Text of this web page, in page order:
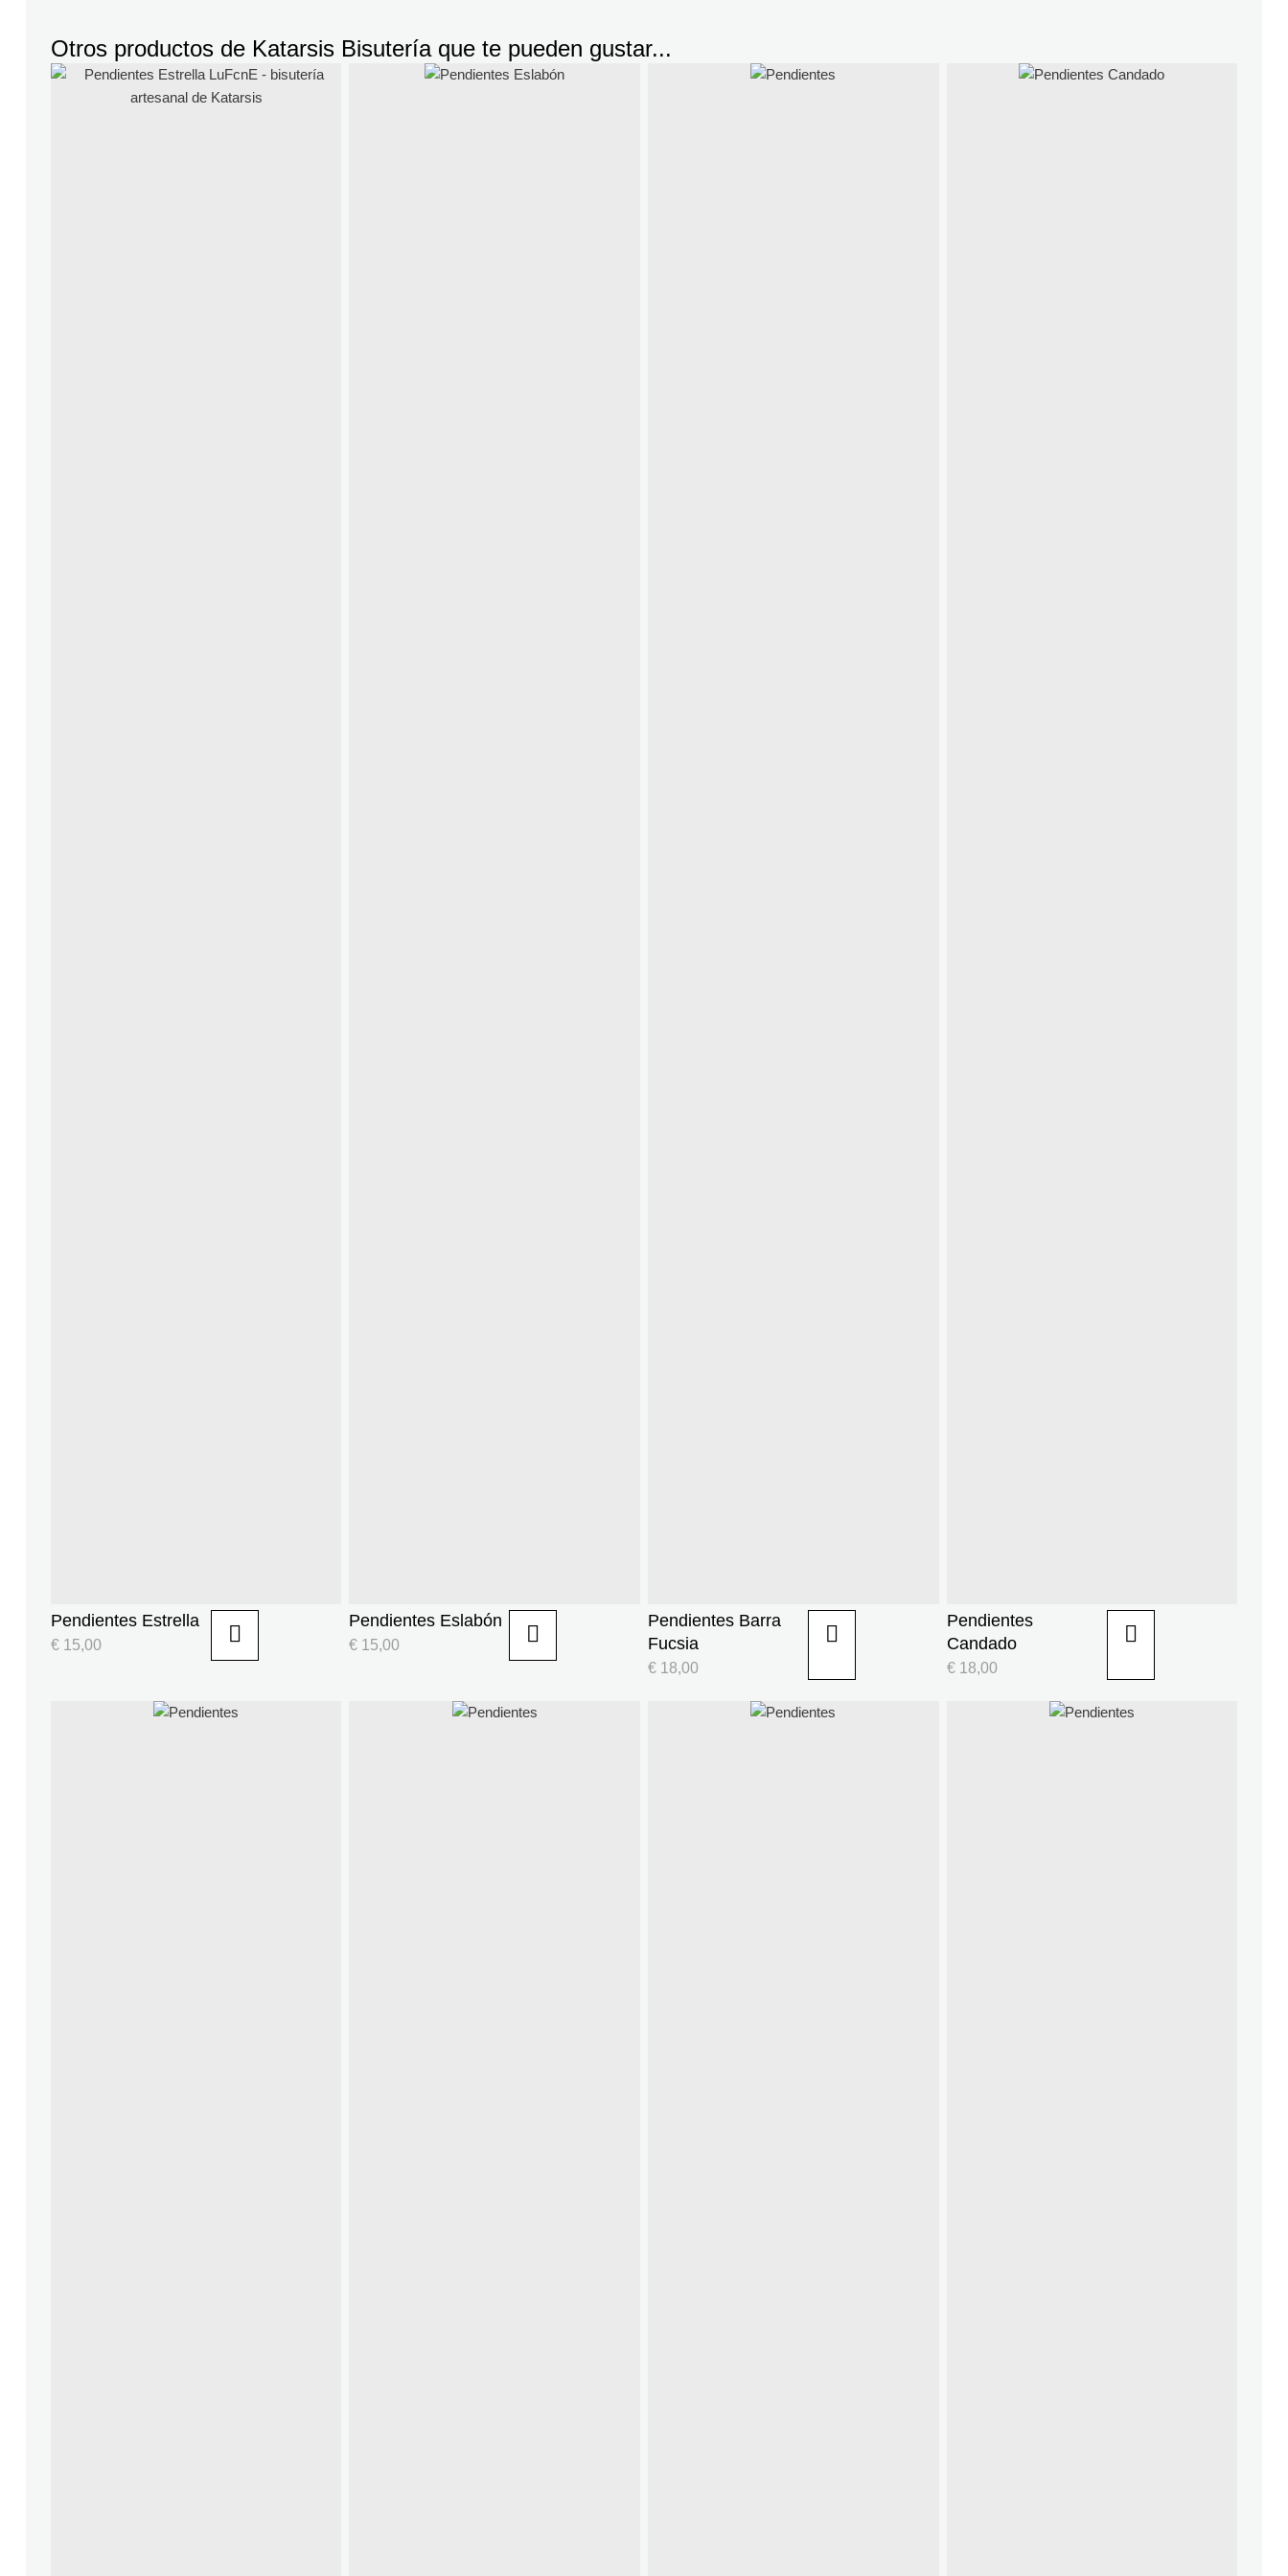
Otros productos de Katarsis Bisuteríaque te pueden gustar...
Pendientes Estrella
€15,00
Pendientes Eslabón
€ 15,00
Pendientes Barra
Fucsia
€18,00
Pendientes
Candado
€18,00